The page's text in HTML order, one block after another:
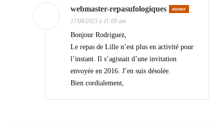
webmaster-repasufologiques auteur
17/04/2023 à 11:09 am
Bonjour Rodriguez,
Le repas de Lille n’est plus en activité pour
l’instant. Il s’agissait d’une invitation
envoyée en 2016. J’en suis désolée.
Bien cordialement,